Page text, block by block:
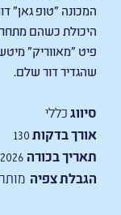
המכונה "טופ גאן"
היכולת כשהם
שהגדיר דור שלם.
סיווגכללי
אורך בדקות
תאריך בכורה
הגבלת צפיה